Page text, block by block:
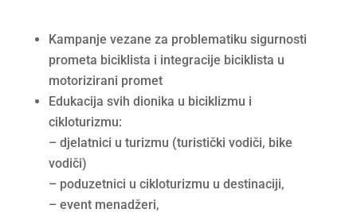
Kampanje vezane za problematiku sigurnosti
prometa biciklista i integracije biciklista u
motorizirani promet
Edukacija svih dionika u biciklizmu i
cikloturizmu:
– djelatnici u turizmu (turistički vodiči, bike
vodiči)
– poduzetnici u cikloturizmu u destinaciji,
– event menadžeri,